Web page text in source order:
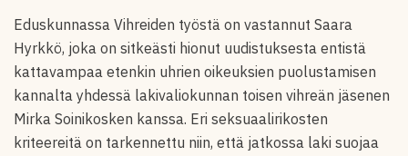
Eduskunnassa Vihreiden työstä on vastannut Saara
Hyrkkö, joka on sitkeästi hionut uudistuksesta entistä
kattavampaa etenkin uhrien oikeuksien puolustamisen
kannalta yhdessä lakivaliokunnan toisen vihreän jäsenen
Mirka Soinikosken kanssa. Eri seksuaalirikosten
kriteereitä on tarkennettu niin, että jatkossa laki suojaa